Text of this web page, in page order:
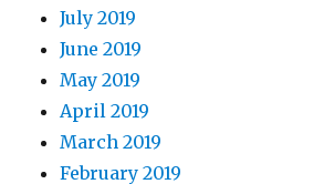
July 2019
June 2019
May 2019
April 2019
March 2019
February 2019